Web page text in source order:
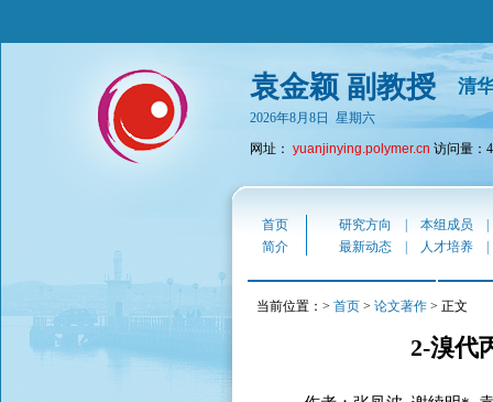
袁金颖 副教授 清
2026年8月8日 星期六
网址： yuanjinying.polymer.cn 访问量：
首页 研究方向 本组成员
简介
最新动态 人才培养
当前位置：> 首页 > 论文著作 > 正文
2-溴代